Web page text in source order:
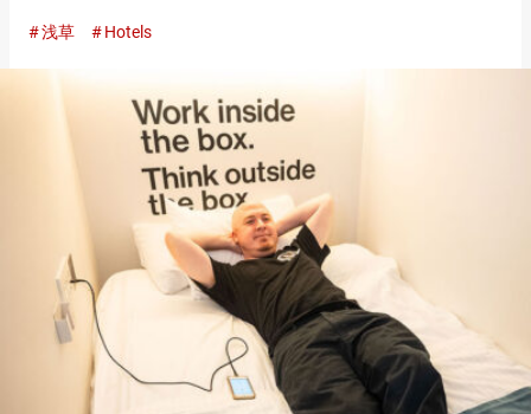
ろすシティビュー。 中でも、窓の外に広がる浅草の街並みと東
浅草 Hotels